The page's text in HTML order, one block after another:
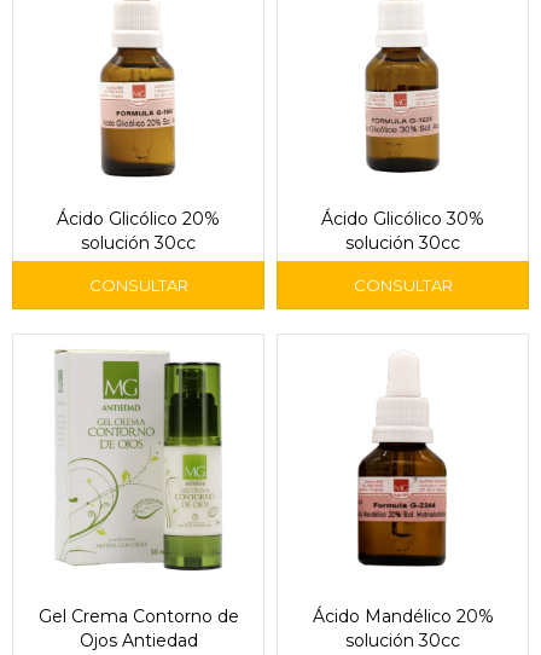
Ácido Glicólico 20%
solución 30cc
Ácido Glicólico 30%
solución 30cc
Gel Crema Contorno de
Ojos Antiedad
Ácido Mandélico 20%
solución 30cc